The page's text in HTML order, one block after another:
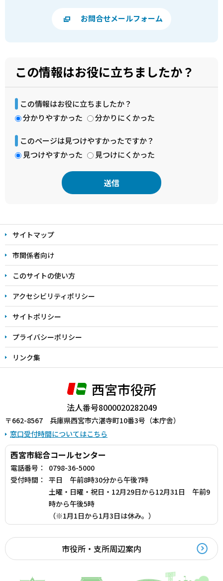
お問合せメールフォーム
この情報はお役に立ちましたか？
この情報はお役に立ちましたか？
分かりやすかった
分かりにくかった
このページは見つけやすかったですか？
見つけやすかった
見つけにくかった
文
こ
こ
ま
で
サイトマップ
市関係者向け
このサイトの使い方
アクセシビリティポリシー
サイトポリシー
プライバシーポリシー
リンク集
西宮市役所
法人番号8000020282049
〒662-8567 兵庫県西宮市六湛寺町10番3号（本庁舎）
窓口受付時間についてはこちら
西宮市総合コールセンター
電話番号：
0798-36-5000
受付時間：
平日 午前8時30分から午後7時
土曜・日曜・祝日・12月29日から12月31日 午前9
時から午後5時
（※1月1日から1月3日は休み。）
市役所・支所周辺案内